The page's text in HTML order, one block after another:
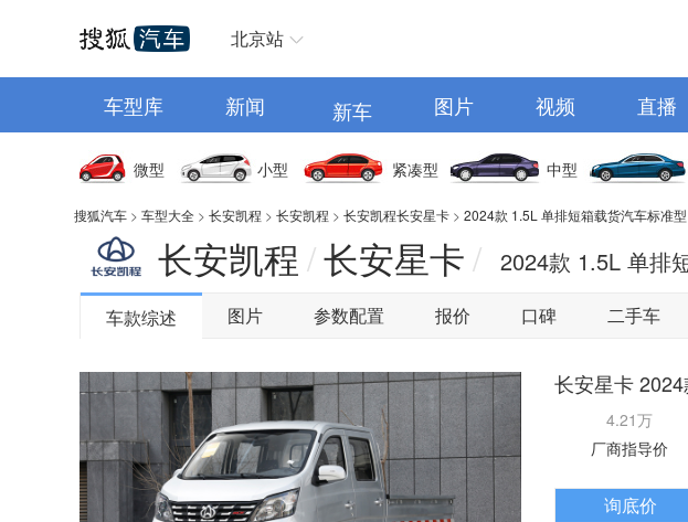
北京站
车型库 新闻 新车 图片 视频 直播
微型 小型 紧凑型 中型
搜狐汽车 > 车型大全 > 长安凯程 > 长安凯程 > 长安凯程长安星卡 > 2024款 1.5L 单排短箱载货汽车标准型
长安凯程 /长安星卡/ 2024款 1.5L 单排
车款综述 图片 参数配置 报价 口碑 二手车
长安星卡
4.21万
厂商指导价
询底价